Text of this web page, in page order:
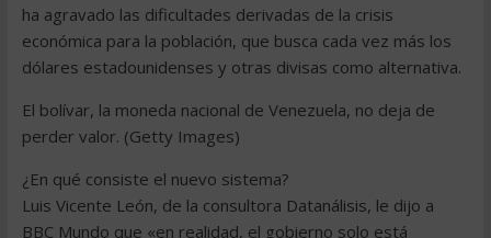
ha agravado las dificultades derivadas de la crisis
económica para la población, que busca cada vez más los
dólares estadounidenses y otras divisas como alternativa.
El bolívar, la moneda nacional de Venezuela, no deja de
perder valor. (Getty Images)
¿En qué consiste el nuevo sistema?
Luis Vicente León, de la consultora Datanálisis, le dijo a
BBC Mundo que «en realidad, el gobierno solo está